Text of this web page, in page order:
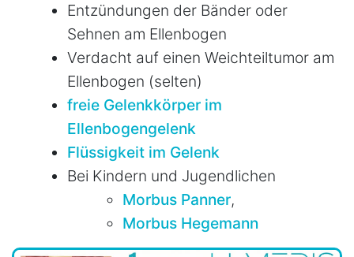
Entzündungen der Bänder oder
Sehnen am Ellenbogen
Verdacht auf einen Weichteiltumor am
Ellenbogen (selten)
freie Gelenkkörper im
Ellenbogengelenk
Flüssigkeit im Gelenk
Bei Kindern und Jugendlichen
Morbus Panner,
Morbus Hegemann